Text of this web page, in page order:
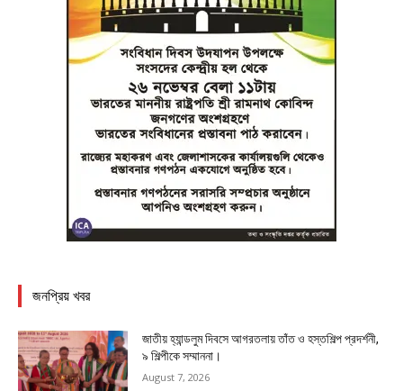
জনপ্রিয় খবর
জাতীয় হ্যান্ডলুম দিবসে আগরতলায় তাঁত ও হস্তশিল্প প্রদর্শনী,
৯ শিল্পীকে সম্মাননা।
August 7, 2026